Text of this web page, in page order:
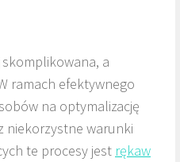
a
ramach efektywnego
na optymalizację
niekorzystne warunki
te procesy jest rękaw